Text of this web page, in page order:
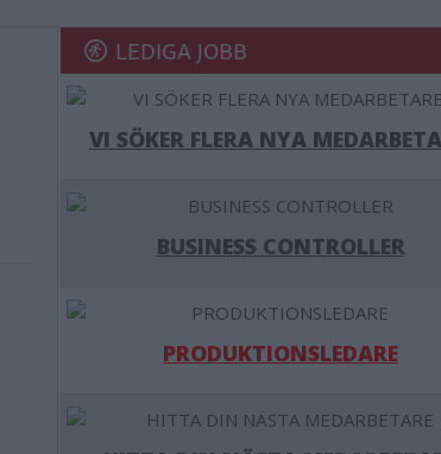
LEDIGA JOBB
VI SÖKER FLERA NYA
BUSINESS CONTROLLER
PRODUKTIONSLEDARE